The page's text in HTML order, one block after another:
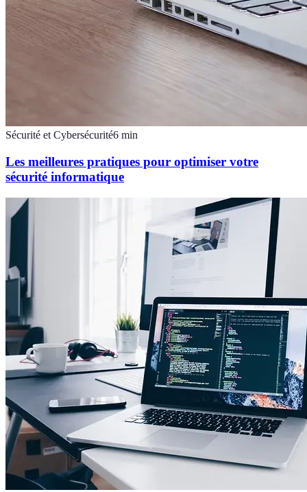
Sécurité et Cybersécurité6 min
Les meilleures pratiques pour optimiser votre
sécurité informatique